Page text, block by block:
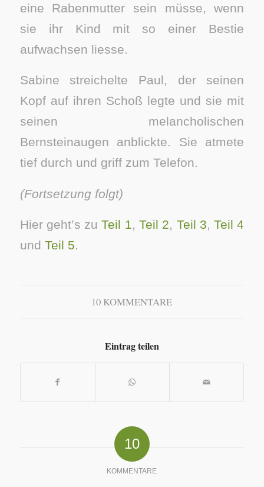
eine Rabenmutter sein müsse, wenn
sie ihr Kind mit so einer Bestie
aufwachsen liesse.
Sabine streichelte Paul, der seinen
Kopf auf ihren Schoß legte und sie mit
seinen melancholischen
Bernsteinaugen anblickte. Sie atmete
tief durch und griff zum Telefon.
(Fortsetzung folgt)
Hier geht’s zuTeil 1, Teil 2, Teil 3,Teil 4
und Teil 5.
10 KOMMENTARE
Eintrag teilen
10
KOMMENTARE